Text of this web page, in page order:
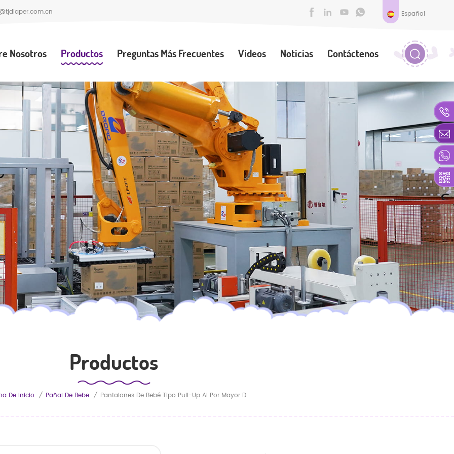
Español
Nosotros Productos Preguntas Más Frecuentes Videos Noticias Contáctenos
Productos
De Inicio / Pañal De Bebe / Pantalones De Bebé Tipo Pull-Up Al Por Mayor De China (OEM)